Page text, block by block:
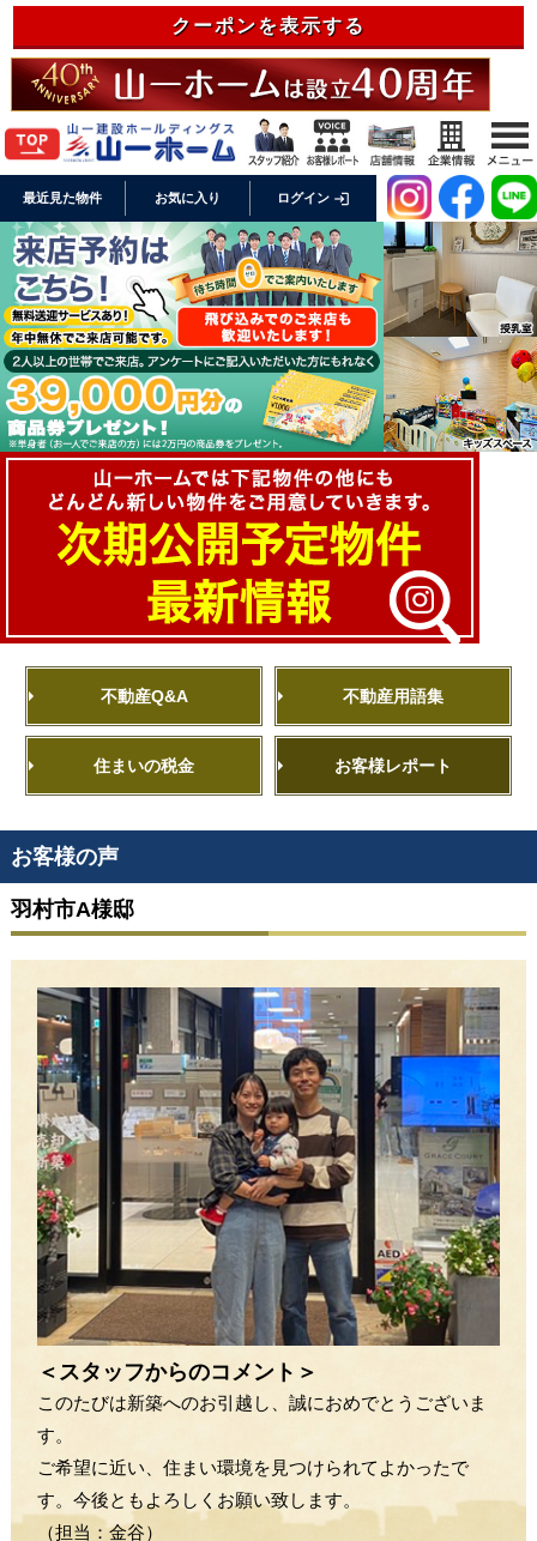
クーポンを表示する
最近見た物件 お気に入り ログイン login
不動産Q&A 不動産用語集
住まいの税金 お客様レポート
お客様の声
羽村市A様邸
＜スタッフからのコメント＞
このたびは新築へのお引越し、誠におめでとうございま
す。
ご希望に近い、住まい環境を見つけられてよかったで
す。今後ともよろしくお願い致します。
（担当：金谷）